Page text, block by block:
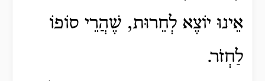
אֵינוּ יוֹצֶא לְחֵרוּת, שֶׁהֲרֵי סוֹפוֹ
לַחְזֹר.